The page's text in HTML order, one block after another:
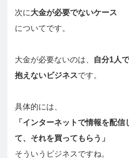
次に大金が必要でないケース
についてです。
大金が必要ないのは、
自分1人
抱えないビジネスです。
具体的には、
「インターネットで情報を配
て、それを買ってもらう」
そういうビジネスですね。